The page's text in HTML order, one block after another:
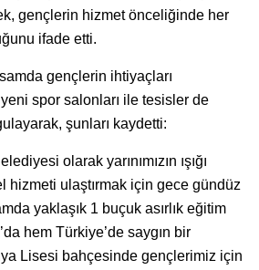
gençlerin hizmet önceliğinde her
ifade etti.
gençlerin ihtiyaçları
spor salonları ile tesisler de
şunları kaydetti:
olarak yarınımızın ışığı
hizmeti ulaştırmak için gece gündüz
yaklaşık 1 buçuk asırlık eğitim
hem Türkiye’de saygın bir
Lisesi bahçesinde gençlerimiz için